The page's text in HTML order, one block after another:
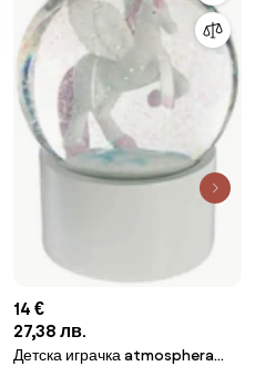
14 €
27,38 лв.
Детска играчка atmosphera